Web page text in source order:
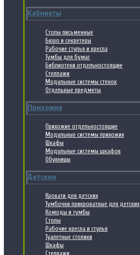
Кабинеты
Столы письменные
Бюро и секретеры
Рабочие стулья и кресла
Тумбы для бумаг
Библиотеки отдельностоящие
Стеллажи
Модульные системы стенок
Отдельные предметы
Прихожие
Прихожие отдельностоящие
Модульные системы прихожих
Шкафы
Модульные системы шкафов
Обувницы
Детские
Кровати для детских
Тумбочки прикроватные для детских
Комоды и тумбы
Столы
Рабочие кресла и стулья
Туалетные столики
Шкафы
Стеллажи